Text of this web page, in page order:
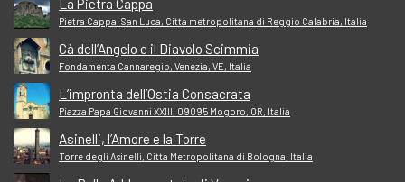
La Pietra Cappa
Pietra Cappa, San Luca, Città metropolitana di Reggio Calabria, Italia
Cà dell’Angelo e il Diavolo Scimmia
Fondamenta Cannaregio, Venezia, VE, Italia
L’impronta dell’Ostia Consacrata
Piazza Papa Giovanni XXIII, 09095 Mogoro, OR, Italia
Asinelli, l’Amore e la Torre
Torre degli Asinelli, Città Metropolitana di Bologna, Italia